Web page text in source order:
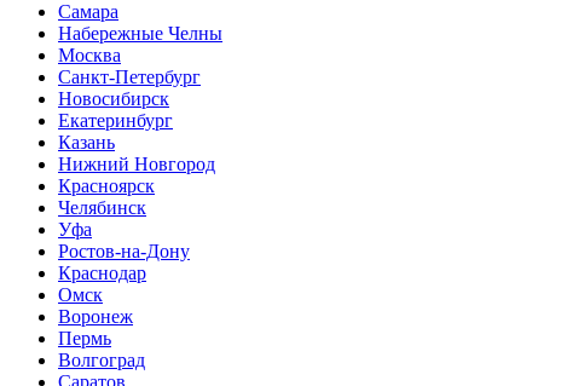
Самара
Набережные Челны
Москва
Санкт-Петербург
Новосибирск
Екатеринбург
Казань
Нижний Новгород
Красноярск
Челябинск
Уфа
Ростов-на-Дону
Краснодар
Омск
Воронеж
Пермь
Волгоград
Саратов